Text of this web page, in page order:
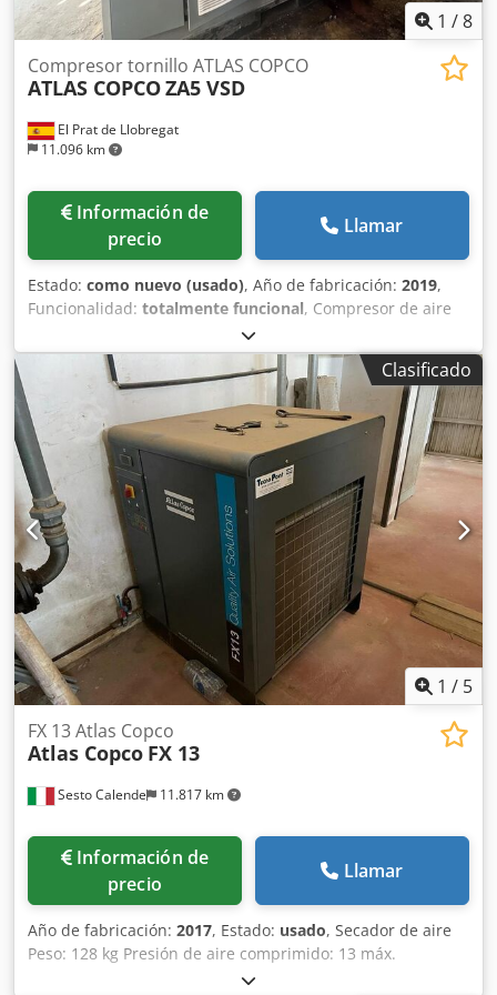
1 /8
El Prat de Llobregat
11.096 km
Compresor tornillo ATLAS COPCO
ATLAS COPCOZA5 VSD
Información de
precio
Llamar
Estado: como nuevo (usado), Año de fabricación: 2019,
Funcionalidad: totalmente funcional, Compresor de aire
industrial Atlas Copco ZA5 VSD, con tecnología de
velocidad variable (VSD) y producción de aire totalmente
exento de aceite, certificado ISO 8573-1 Clase 0. Datos
técnicos: • Fabricante: Atlas Copco Dcjdpjznaxasfx Adkjk •
Modelo: ZA5 VSD • Año de fabricación: 2019 • Potencia
nominal total: 250 kW • Presión máxima de trabajo: 4 bar(e)
• Velocidad de rotación: 1.879 rpm • Peso bruto: 5.662 kg •
Tecnología: accionamiento de velocidad variable (VSD) •
Calidad del aire: exento de aceite, ISO 8573-1 Clase 0 •
Fabricado en Bélgica • Variador de frecuencia WEG •
Número de serie APF239403
Clasificado
1 / 5
Sesto Calende 11.817 km
FX 13 Atlas Copco
Atlas Copco FX 13
Información de
precio
Llamar
Año de fabricación: 2017, Estado: usado, Secador de aire
Peso: 128 kg Presión de aire comprimido: 13 máx.
Temperatura ambiente: 46 °C máx. Dcedsw Da Enjpfx